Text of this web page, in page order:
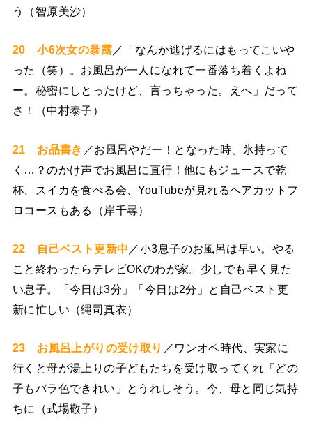
う（智原美沙）
20 小6次女の暴露／「なんか逃げるにはもってこいや
った（笑）。お風呂が一人になれて一番落ち着くよね
ー。秘密にしとったけど、言っちゃった。えへ」だって
さ！（中村泰子）
21 お品書き ／お風呂やだー！となった時、氷持って
く…？のかけ声でお風呂に直行！他にもジュースで乾
杯、スイカを食べる会、YouTubeが見れるヘアカットフ
ロコースもある（岸千尋）
22 自己ベスト更新中 ／小3息子のお風呂は早い。やる
こと終わったらテレビOKのわが家。少しでも早く見た
い息子。「今日は3分」「今日は2分」と自己ベスト更
新に忙しい（縄司真衣）
23 お風呂上がりの受け取り ／ワンオペ時代、実家に
行くと母が湯上りの子どもたちを受け取ってくれ「どの
子もバラ色できれい」とうれしそう。今、母と同じ気持
ちに（式場敬子）